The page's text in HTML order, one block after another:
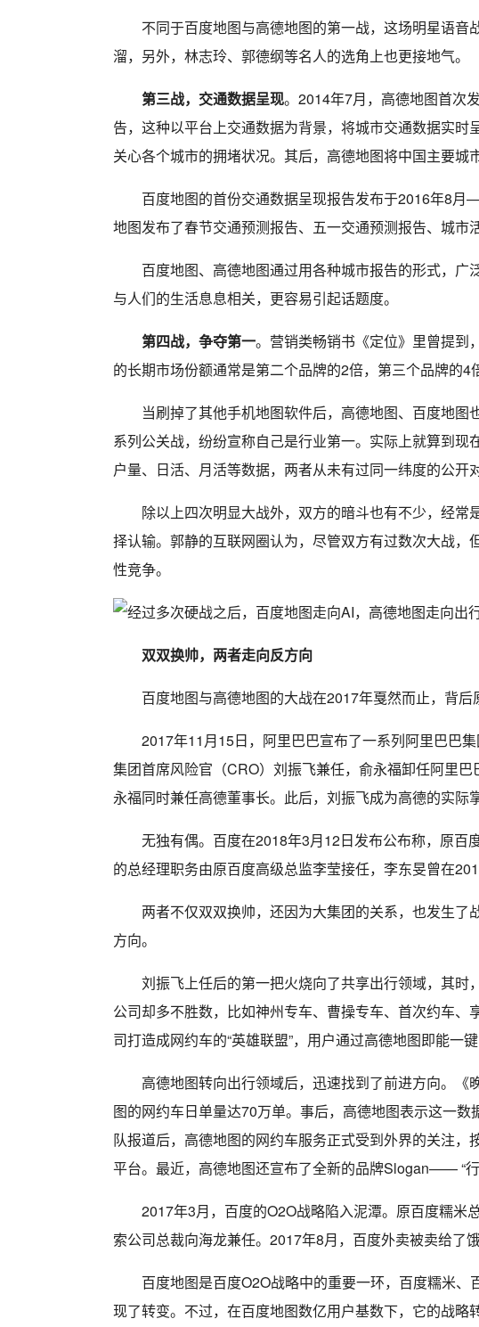
不同于百度地图与高德地图的第一战，这场明星语
溜，另外，林志玲、郭德纲等名人的选角上也更接地气。
第三战，交通数据呈现。2014年7月，高德地图首次
告，这种以平台上交通数据为背景，将城市交通数据实
关心各个城市的拥堵状况。其后，高德地图将中国主要城
百度地图的首份交通数据呈现报告发布于2016年8
地图发布了春节交通预测报告、五一交通预测报告、城市
百度地图、高德地图通过用各种城市报告的形式，
与人们的生活息息相关，更容易引起话题度。
第四战，争夺第一。营销类畅销书《定位》里曾提到
的长期市场份额通常是第二个品牌的2倍，第三个品牌的4
当刷掉了其他手机地图软件后，高德地图、百度地
系列公关战，纷纷宣称自己是行业第一。实际上就算到
户量、日活、月活等数据，两者从未有过同一纬度的公开
除以上四次明显大战外，双方的暗斗也有不少，经
择认输。郭静的互联网圈认为，尽管双方有过数次大战，
性竞争。
双双换帅，两者走向反方向
百度地图与高德地图的大战在2017年戛然而止，背后
2017年11月15日，阿里巴巴宣布了一系列阿里巴巴
集团首席风险官（CRO）刘振飞兼任，俞永福卸任阿里
永福同时兼任高德董事长。此后，刘振飞成为高德的实际
无独有偶。百度在2018年3月12日发布公布称，原百
的总经理职务由原百度高级总监李莹接任，李东旻曾在
两者不仅双双换帅，还因为大集团的关系，也发生
方向。
刘振飞上任后的第一把火烧向了共享出行领域，其
公司却多不胜数，比如神州专车、曹操专车、首次约车
司打造成网约车的“英雄联盟”，用户通过高德地图即能一键
高德地图转向出行领域后，迅速找到了前进方向。
图的网约车日单量达70万单。事后，高德地图表示这一
队报道后，高德地图的网约车服务正式受到外界的关注
平台。最近，高德地图还宣布了全新的品牌Slogan—— “行
2017年3月，百度的O2O战略陷入泥潭。原百度糯米
索公司总裁向海龙兼任。2017年8月，百度外卖被卖给了饿
百度地图是百度O2O战略中的重要一环，百度糯米
现了转变。不过，在百度地图数亿用户基数下，它的战略